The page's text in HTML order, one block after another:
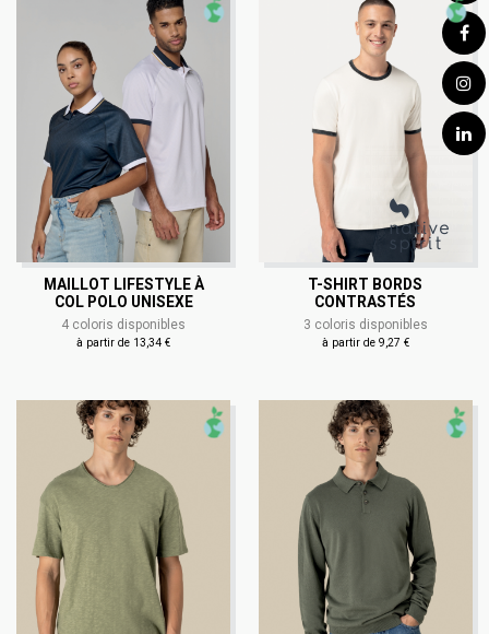
MAILLOT LIFESTYLE À
COL POLO UNISEXE
4 coloris disponibles
à partir de 13,34 €
T-SHIRT BORDS
CONTRASTÉS
3 coloris disponibles
à partir de 9,27 €